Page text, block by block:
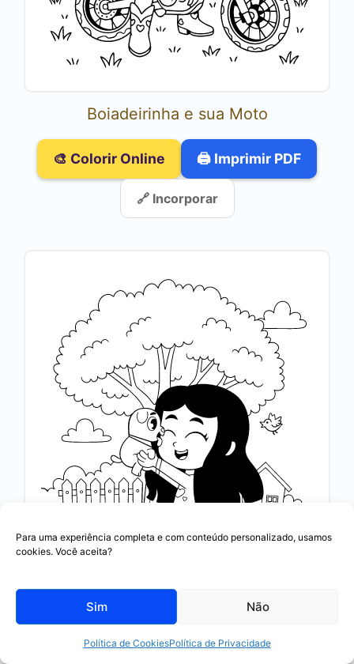
Para uma experiência completa e com conteúdo personalizado, usamos
cookies. Você aceita?
Sim Não
Política de CookiesPolítica de Privacidade
Boiadeirinha e sua Moto
🎨 Colorir Online 🖨️ Imprimir PDF
🔗 Incorporar
Boiadeirinha e o Filhotinho